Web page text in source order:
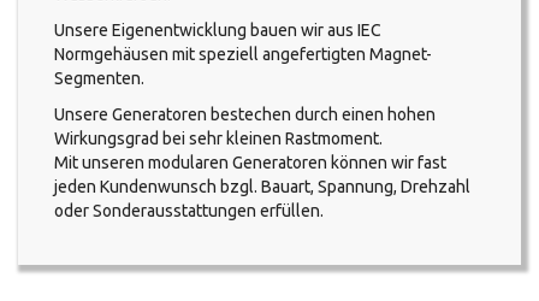
Unsere Eigenentwicklung bauen wir aus IEC
Normgehäusen mit speziell angefertigten Magnet-
Segmenten.
Unsere Generatoren bestechen durch einen hohen
Wirkungsgrad bei sehr kleinen Rastmoment.
Mit unseren modularen Generatoren können wir fast
jeden Kundenwunsch bzgl. Bauart, Spannung, Drehzahl
oder Sonderausstattungen erfüllen.